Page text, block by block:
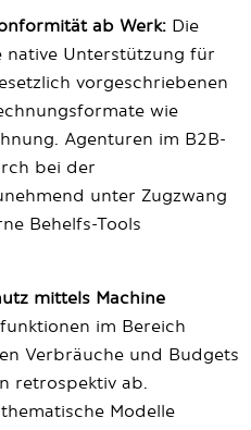
ab Werk: Die
native Unterstützung für
vorgeschriebenen
wie
Agenturen im B2B-
bei der
unter Zugzwang
Behelfs-Tools
mittels Machine
im Bereich
Verbräuche und Budgets
retrospektiv ab.
Modelle